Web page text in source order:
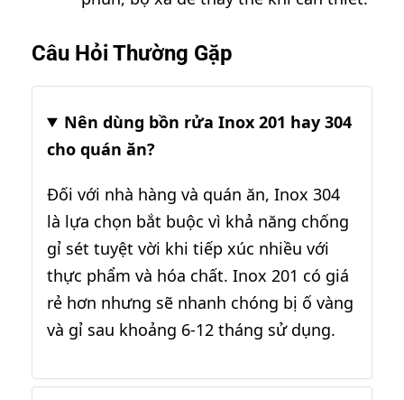
Câu Hỏi Thường Gặp
Nên dùng bồn rửa Inox 201 hay 304
cho quán ăn?
Đối với nhà hàng và quán ăn, Inox 304
là lựa chọn bắt buộc vì khả năng chống
gỉ sét tuyệt vời khi tiếp xúc nhiều với
thực phẩm và hóa chất. Inox 201 có giá
rẻ hơn nhưng sẽ nhanh chóng bị ố vàng
và gỉ sau khoảng 6-12 tháng sử dụng.